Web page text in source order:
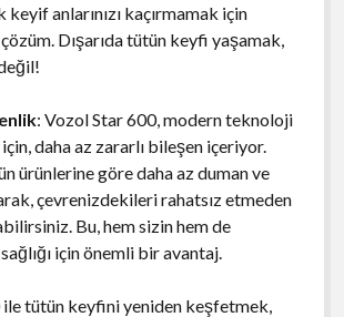
keyif anlarınızı kaçırmamak için
Dışarıda tütün keyfi yaşamak,
: Vozol Star 600, modern teknoloji
için, daha az zararlı bileşen içeriyor.
ürünlerine göre daha az duman ve
çevrenizdekileri rahatsız etmeden
Bu, hem sizin hem de
için önemli bir avantaj.
tütün keyfini yeniden keşfetmek,